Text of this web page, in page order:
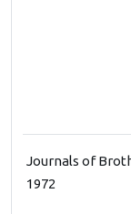
Journals of
1972